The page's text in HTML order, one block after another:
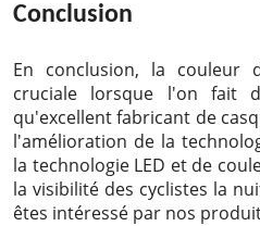
Conclusion
En conclusion, la couleur
cruciale lorsque l'on fait
qu'excellent fabricant de
l'amélioration de la
la technologie LED et de
la visibilité des cyclistes la
êtes intéressé par nos